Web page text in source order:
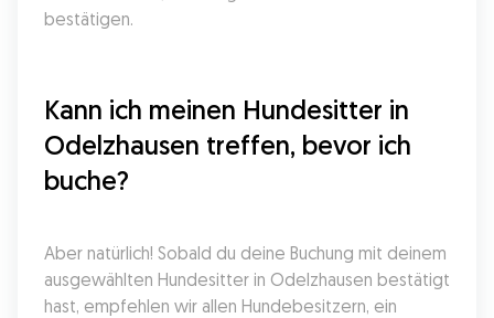
bestätigen.
Kann ich meinen Hundesitter in
Odelzhausen treffen, bevor ich
buche?
Aber natürlich! Sobald du deine Buchung mit deinem
ausgewählten Hundesitter in Odelzhausen bestätigt
hast, empfehlen wir allen Hundebesitzern, ein